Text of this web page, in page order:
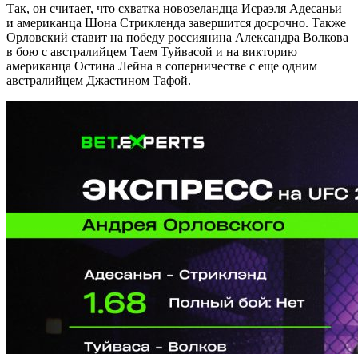
Так, он считает, что схватка новозеландца Исраэля Адесаньи
и американца Шона Стрикленда завершится досрочно. Также
Орловский ставит на победу россиянина Александра Волкова
в бою с австралийцем Таем Туйвасой и на викторию
американца Остина Лейна в соперничестве с еще одним
австралийцем Джастином Тафой.